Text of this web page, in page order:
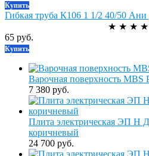
Купить
Гибкая труба К106 1 1/2 40/50
★ ★ ★ ★
65 руб.
Купить
Варочная поверхность MBS
7 380 руб.
Плита электрическая ЭП Н
коричневый
24 700 руб.